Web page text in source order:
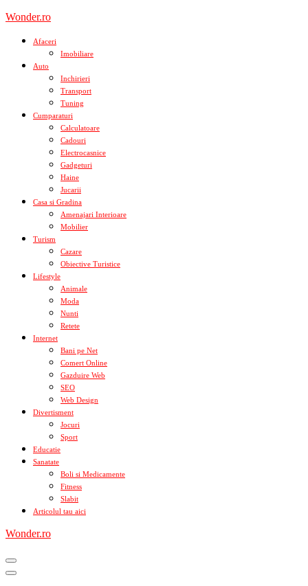
Skip
content
Wonder.ro
Afaceri
Imobiliare
Auto
Inchirieri
Transport
Tuning
Cumparaturi
Calculatoare
Cadouri
Electrocasnice
Gadgeturi
Haine
Jucarii
Casa si Gradina
Amenajari Interioare
Mobilier
Turism
Cazare
Obiective Turistice
Lifestyle
Animale
Moda
Nunti
Retete
Internet
Bani pe Net
Comert Online
Gazduire Web
SEO
Web Design
Divertisment
Jocuri
Sport
Educatie
Sanatate
Boli si Medicamente
Fitness
Slabit
Articolul tau aici
Wonder.ro